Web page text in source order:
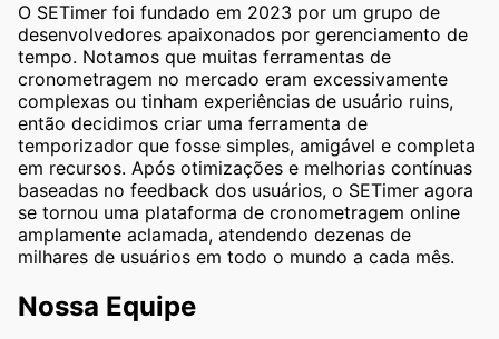
O SETimer foi fundado em 2023 por um grupo de
desenvolvedores apaixonados por gerenciamento de
tempo. Notamos que muitas ferramentas de
cronometragem no mercado eram excessivamente
complexas ou tinham experiências de usuário ruins,
então decidimos criar uma ferramenta de
temporizador que fosse simples, amigável e completa
em recursos. Após otimizações e melhorias contínuas
baseadas no feedback dos usuários, o SETimer agora
se tornou uma plataforma de cronometragem online
amplamente aclamada, atendendo dezenas de
milhares de usuários em todo o mundo a cada mês.
Nossa Equipe